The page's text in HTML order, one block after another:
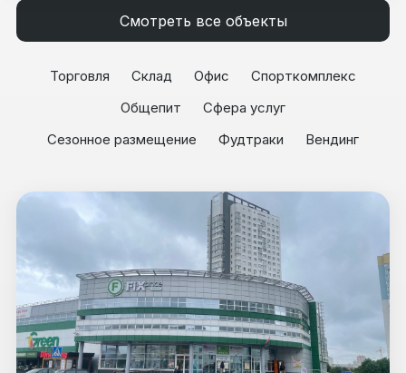
Смотреть все объекты
Торговля Склад Офис
Спорткомплекс
Общепит
Сфера услуг
Сезонное размещение
Фудтраки Вендинг